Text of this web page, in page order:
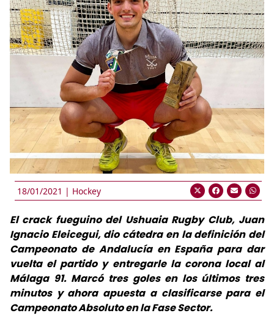
18/01/2021 | Hockey
El crack fueguino del Ushuaia Rugby Club, Juan
Ignacio Eleicegui, dio cátedra en la definición del
Campeonato de Andalucía en España para dar
vuelta el partido y entregarle la corona local al
Málaga 91. Marcó tres goles en los últimos tres
minutos y ahora apuesta a clasificarse para el
Campeonato Absoluto en la Fase Sector.